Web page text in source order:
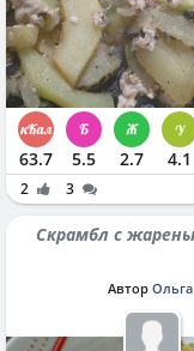
63.7 5.5 2.7 4.1
2 3
Скрамбл с
Автор Ольга